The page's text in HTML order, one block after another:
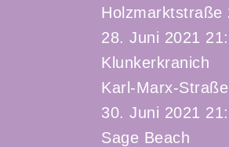
Holzmarktstraße
28. Juni 2021
Klunkerkranich
Karl-Marx-
30. Juni 2021
Sage Beach